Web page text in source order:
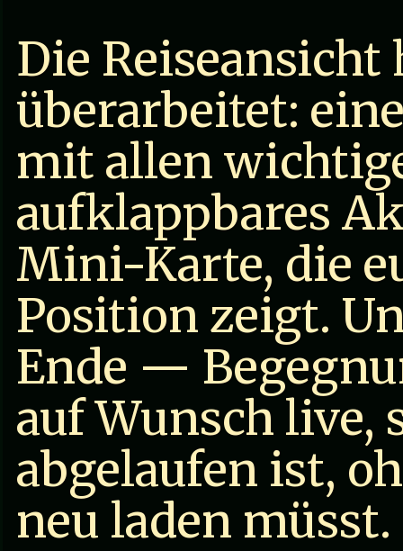
Die
überarbeitet:
mit allen
aufklappbares
Mini-Karte, die
Position zeigt.
Ende —
auf Wunsch live,
abgelaufen ist,
neu laden müsst.